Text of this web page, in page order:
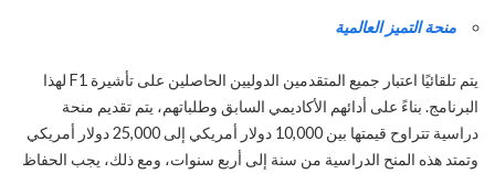
منحة التميز العالمية
يتم تلقائيًا اعتبار جميع المتقدمين الدوليين الحاصلين على تأشيرة F1 لهذا
البرنامج. بناءً على أدائهم الأكاديمي السابق وطلباتهم، يتم تقديم منحة
دراسية تتراوح قيمتها بين 10,000 دولار أمريكي إلى 25,000 دولار أمريكي
وتمتد هذه المنح الدراسية من سنة إلى أربع سنوات، ومع ذلك، يجب الحفاظ